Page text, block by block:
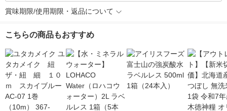
賞味期限/使用期限・返品について
こちらの商品もおすすめ